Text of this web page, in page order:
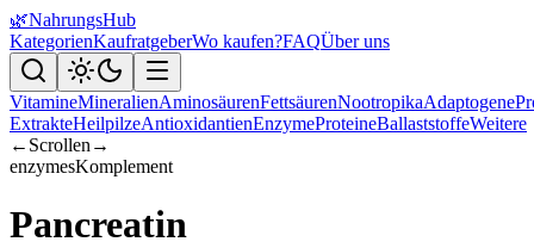
🌿NahrungsHub
KategorienKaufratgeberWo kaufen?FAQÜber uns
VitamineMineralienAminosäurenFettsäurenNootropikaAdaptogene
ExtrakteHeilpilzeAntioxidantienEnzymeProteineBallaststoffeWeitere
← Scrollen →
enzymesKomplement
Pancreatin